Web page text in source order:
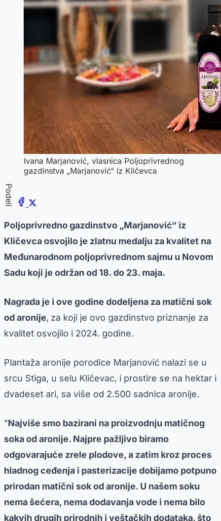
Ivana Marjanović, vlasnica Poljoprivrednog
gazdinstva „Marjanović“ iz Kličevca
Podeli
Poljoprivredno gazdinstvo „Marjanović“ iz
Kličevca osvojilo je zlatnu medalju za kvalitet na
Međunarodnom poljoprivrednom sajmu u Novom
Sadu koji je održan od 18. do 23. maja.
Nagrada je i ove godine dodeljena za matični sok
od aronije, za koji je ovo gazdinstvo priznanje za
kvalitet osvojilo i 2024. godine.
Plantaža aronije porodice Marjanović nalazi se u
srcu Stiga, u selu Kličevac, i prostire se na hektar i
dvadeset ari, sa više od 2.500 sadnica aronije.
"Najviše smo bazirani na proizvodnju matičnog
soka od aronije. Najpre pažljivo biramo
odgovarajuće zrele plodove, a zatim kroz proces
hladnog ceđenja i pasterizacije dobijamo potpuno
prirodan matični sok od aronije. U našem soku
nema šećera, nema dodavanja vode i nema bilo
kakvih drugih prirodnih i veštačkih dodataka, što